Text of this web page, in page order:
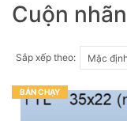
Cuộn
Sắp xếp theo:
BÁN CHẠY